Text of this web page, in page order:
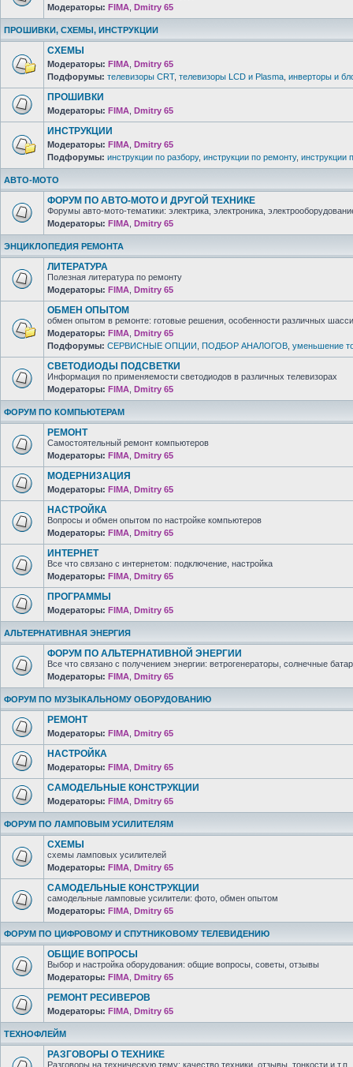
Модераторы: FIMA Dmitry 65
ПРОШИВКИ, СХЕМЫ, ИНСТРУКЦИИ
СХЕМЫ
Модераторы: FIMA Dmitry 65
Подфорумы: телевизоры CRT, телевизоры LCD и Plasma инверторы и
ПРОШИВКИ
Модераторы: FIMA Dmitry 65
ИНСТРУКЦИИ
Модераторы: FIMA Dmitry 65
Подфорумы: инструкции по разбору, инструкции по ремонту, инструкции
АВТО-МОТО
ФОРУМ ПО АВТО-МОТО И ДРУГОЙ ТЕХНИКЕ
Форумы авто-мото-тематики: электрика, электроника,
Модераторы: FIMA Dmitry 65
ЭНЦИКЛОПЕДИЯ РЕМОНТА
ЛИТЕРАТУРА
Полезная литература по ремонту
Модераторы: FIMA Dmitry 65
ОБМЕН ОПЫТОМ
обмен опытом в ремонте: готовые решения, особенности различных
Модераторы: FIMA Dmitry 65
Подфорумы: СЕРВИСНЫЕ ОПЦИИ ПОДБОР АНАЛОГОВ уменьшение
СВЕТОДИОДЫ ПОДСВЕТКИ
Информация по применяемости светодиодов в различных телевизорах
Модераторы: FIMA Dmitry 65
ФОРУМ ПО КОМПЬЮТЕРАМ
РЕМОНТ
Самостоятельный ремонт компьютеров
Модераторы: FIMA Dmitry 65
МОДЕРНИЗАЦИЯ
Модераторы: FIMA Dmitry 65
НАСТРОЙКА
Вопросы и обмен опытом по настройке компьютеров
Модераторы: FIMA Dmitry 65
ИНТЕРНЕТ
Все что связано с интернетом: подключение, настройка
Модераторы: FIMA Dmitry 65
ПРОГРАММЫ
Модераторы: FIMA Dmitry 65
АЛЬТЕРНАТИВНАЯ ЭНЕРГИЯ
ФОРУМ ПО АЛЬТЕРНАТИВНОЙ ЭНЕРГИИ
Все что связано с получением энергии: ветрогенераторы, солнечные
Модераторы: FIMA Dmitry 65
ФОРУМ ПО МУЗЫКАЛЬНОМУ ОБОРУДОВАНИЮ
РЕМОНТ
Модераторы: FIMA Dmitry 65
НАСТРОЙКА
Модераторы: FIMA Dmitry 65
САМОДЕЛЬНЫЕ КОНСТРУКЦИИ
Модераторы: FIMA Dmitry 65
ФОРУМ ПО ЛАМПОВЫМ УСИЛИТЕЛЯМ
СХЕМЫ
схемы ламповых усилителей
Модераторы: FIMA Dmitry 65
САМОДЕЛЬНЫЕ КОНСТРУКЦИИ
самодельные ламповые усилители: фото, обмен опытом
Модераторы: FIMA Dmitry 65
ФОРУМ ПО ЦИФРОВОМУ И СПУТНИКОВОМУ ТЕЛЕВИДЕНИЮ
ОБЩИЕ ВОПРОСЫ
Выбор и настройка оборудования: общие вопросы, советы, отзывы
Модераторы: FIMA Dmitry 65
РЕМОНТ РЕСИВЕРОВ
Модераторы: FIMA Dmitry 65
ТЕХНОФЛЕЙМ
РАЗГОВОРЫ О ТЕХНИКЕ
Разговоры на техническую тему: качество техники, отзывы, тонкости и т.п.